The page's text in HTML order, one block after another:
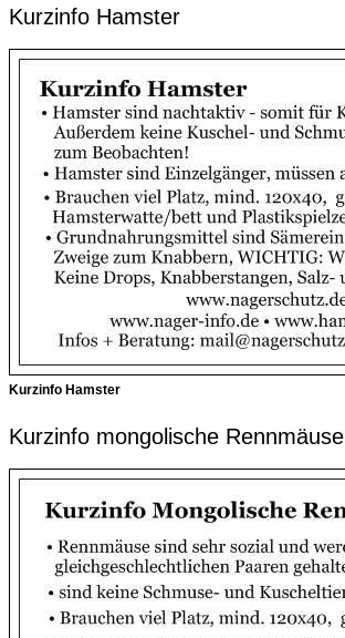
Kurzinfo Hamster
Kurzinfo Hamster
Kurzinfo mongolische Rennmäuse